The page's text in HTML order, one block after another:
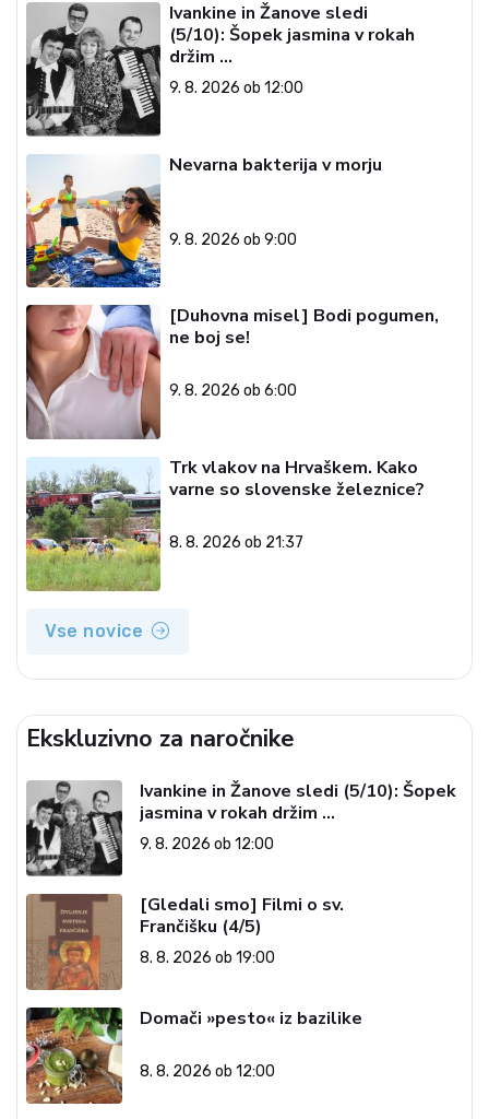
Ivankine in Žanove sledi
(5/10): Šopek jasmina v rokah
držim …
9. 8. 2026 ob 12:00
Nevarna bakterija v morju
9. 8. 2026 ob 9:00
[Duhovna misel] Bodi pogumen,
ne boj se!
9. 8. 2026 ob 6:00
Trk vlakov na Hrvaškem. Kako
varne so slovenske železnice?
8. 8. 2026 ob 21:37
Vse novice
Ekskluzivno za naročnike
Ivankine in Žanove sledi (5/10): Šopek
jasmina v rokah držim …
9. 8. 2026 ob 12:00
[Gledali smo] Filmi o sv.
Frančišku (4/5)
8. 8. 2026 ob 19:00
Domači »pesto« iz bazilike
8. 8. 2026 ob 12:00